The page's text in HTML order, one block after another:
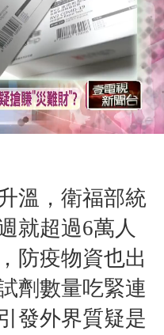
溫，衛福部統
就超過6萬人
防疫物資也出
劑數量吃緊連
發外界質疑是